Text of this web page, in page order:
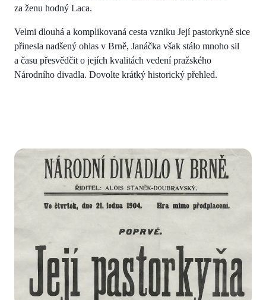
za ženu hodný Laca.
Velmi dlouhá a komplikovaná cesta vzniku Její pastorkyně sice
přinesla nadšený ohlas v Brně, Janáčka však stálo mnoho sil
a času přesvědčit o jejích kvalitách vedení pražského
Národního divadla. Dovolte krátký historický přehled.